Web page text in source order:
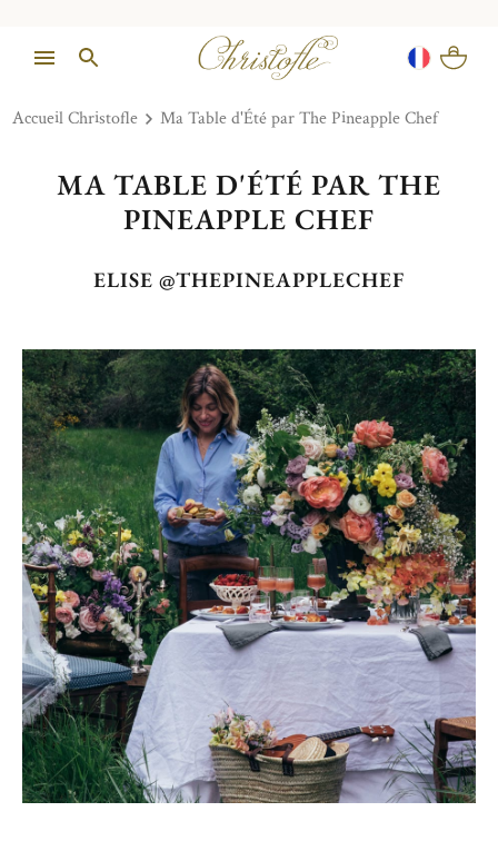
Accueil Christofle Ma Table d'Été par The Pineapple Chef
MA TABLE D'ÉTÉ PAR THE
PINEAPPLE CHEF
ELISE @THEPINEAPPLECHEF